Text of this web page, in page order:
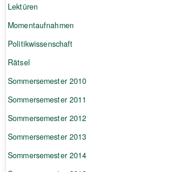
Lektüren
Momentaufnahmen
Politikwissenschaft
Rätsel
Sommersemester 2010
Sommersemester 2011
Sommersemester 2012
Sommersemester 2013
Sommersemester 2014